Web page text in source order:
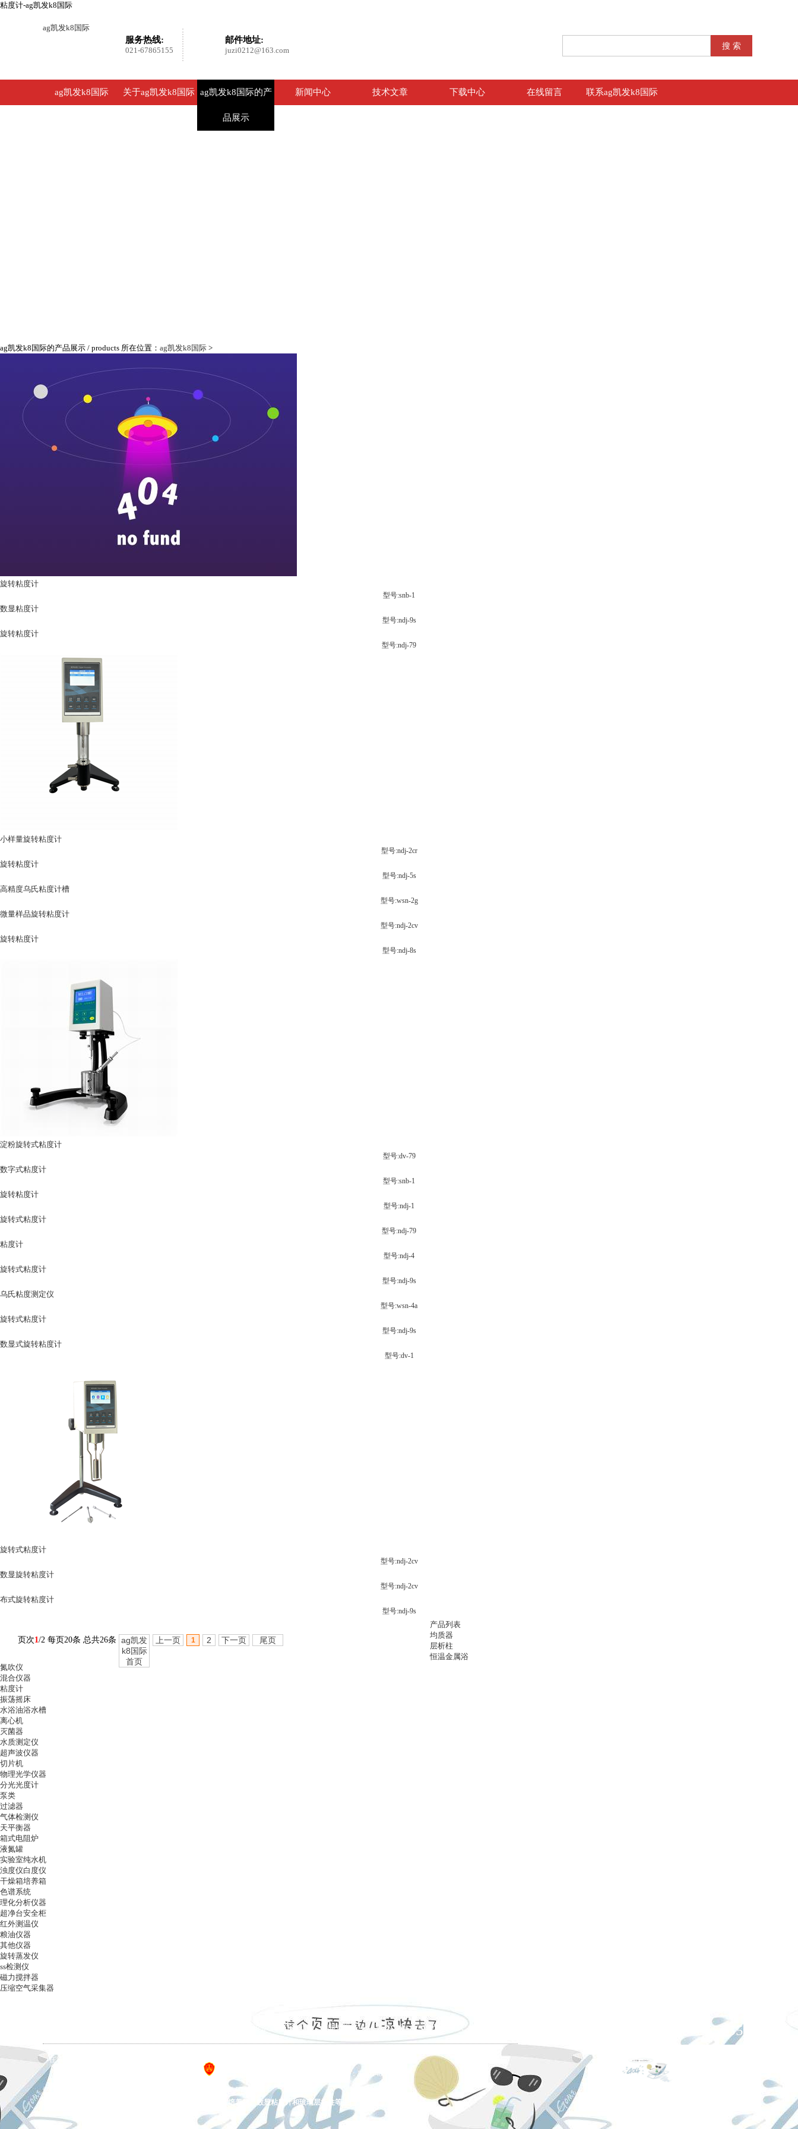
粘度计-ag凯发k8国际
ag凯发k8国际
邮件地址:
juzi0212@163.com
服务热线:
021-67865155
ag凯发k8国际 关于ag凯发k8国际 ag凯发k8国际的产
品展示
新闻中心 技术文章 下载中心 在线留言 联系ag凯发k8国际
ag凯发k8国际的产品展示 / products 所在位置： ag凯发k8国际 >
旋转粘度计
型号:snb-1
数显粘度计
型号:ndj-9s
旋转粘度计
型号:ndj-79
小样量旋转粘度计
型号:ndj-2cr
旋转粘度计
型号:ndj-5s
高精度乌氏粘度计槽
型号:wsn-2g
微量样品旋转粘度计
型号:ndj-2cv
旋转粘度计
型号:ndj-8s
淀粉旋转式粘度计
型号:dv-79
数字式粘度计
型号:snb-1
旋转粘度计
型号:ndj-1
旋转式粘度计
型号:ndj-79
粘度计
型号:ndj-4
旋转式粘度计
型号:ndj-9s
乌氏粘度测定仪
型号:wsn-4a
旋转式粘度计
型号:ndj-9s
数显式旋转粘度计
型号:dv-1
旋转式粘度计
型号:ndj-2cv
数显旋转粘度计
型号:ndj-2cv
布式旋转粘度计
型号:ndj-9s
页次1/2 每页20条 总共26条 ag凯发
k8国际
首页
上一页 1 2 下一页 尾页
产品列表
均质器
层析柱
恒温金属浴
氮吹仪
混合仪器
粘度计
振荡摇床
水浴油浴水槽
离心机
灭菌器
水质测定仪
超声波仪器
切片机
物理光学仪器
分光光度计
泵类
过滤器
气体检测仪
天平衡器
箱式电阻炉
液氮罐
实验室纯水机
浊度仪白度仪
干燥箱培养箱
色谱系统
理化分析仪器
超净台安全柜
红外测温仪
粮油仪器
其他仪器
旋转蒸发仪
ss检测仪
磁力搅拌器
压缩空气采集器
ag凯发k8国际的产品展示 | 新闻资讯 | 技术文章 | 资料下载
在线留言
设计制作，未经允许翻录必究 总访问量：5544140
ag凯发k8国际 copyright © 上海五相仪器仪表有限公司 all rights reserved.
主营产品：恒温金属浴、拍打式均质器、氮吹仪、干燥箱、培养箱、数显粘度计和玻璃层析柱等生产、销售、售后、服务。
021-67865155